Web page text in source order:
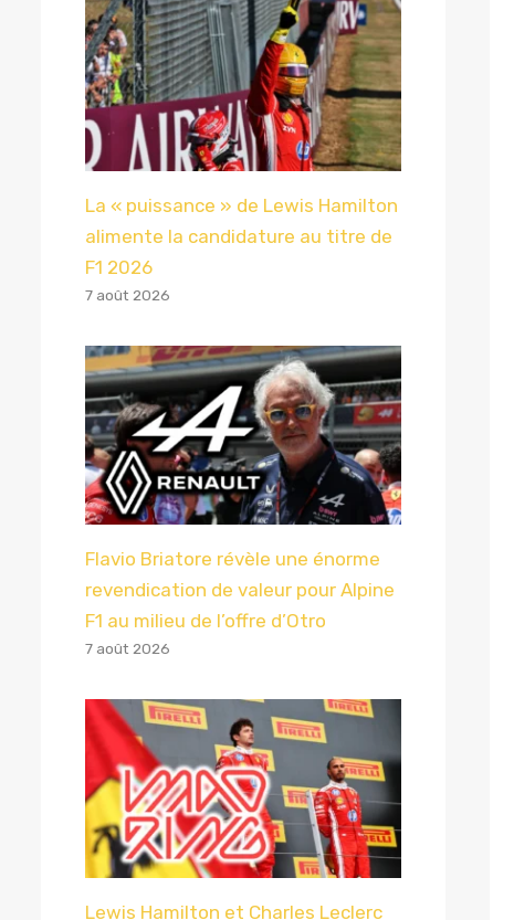
La « puissance » de Lewis Hamilton
alimente la candidature au titre de
F1 2026
7 août 2026
Flavio Briatore révèle une énorme
revendication de valeur pour Alpine
F1 au milieu de l’offre d’Otro
7 août 2026
Lewis Hamilton et Charles Leclerc